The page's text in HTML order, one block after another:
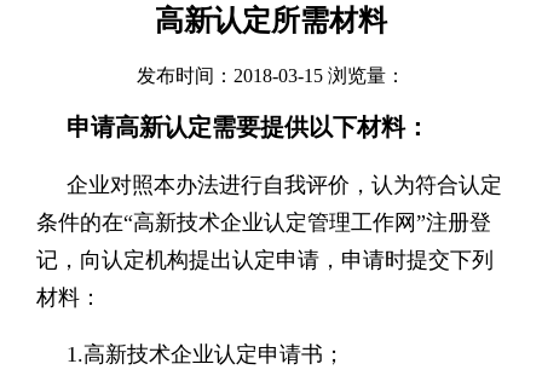
高新认定所需材料
发布时间：2018-03-15 浏览量：
申请高新认定需要提供以下材料：
企业对照本办法进行自我评价，认为符合认定
条件的在“高新技术企业认定管理工作网”注册登
记，向认定机构提出认定申请，申请时提交下列
材料：
1.高新技术企业认定申请书；